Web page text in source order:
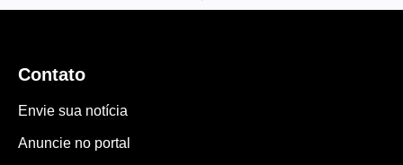
Contato
Envie sua notícia
Anuncie no portal